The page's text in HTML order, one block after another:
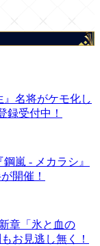
』名将がケモ化し
録受付中！
嵐 - メカラシ』
開催！
章「氷と血の
お見逃し無く！